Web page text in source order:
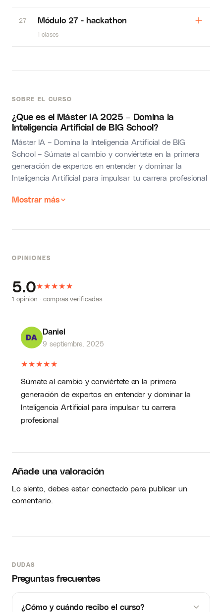
SOBRE EL CURSO
¿Que es el Máster IA 2025 – Domina la
Inteligencia Artificial de BIG School?
Máster IA – Domina la Inteligencia Artificial de BIG
School – Súmate al cambio y conviértete en la primera
generación de expertos en entender y dominar la
Inteligencia Artificial para impulsar tu carrera profesional
Mostrar más
27 Módulo 27 - hackathon
1 clases
OPINIONES
5.0★★★★★
1 opinión · compras verificadas
Daniel
9 septiembre, 2025
★★★★★
Súmate al cambio y conviértete en la primera
generación de expertos en entender y dominar la
Inteligencia Artificial para impulsar tu carrera
profesional
Añade una valoración
Lo siento, debes estarconectadopara publicar un
comentario.
DUDAS
Preguntas frecuentes
¿Cómo y cuándo recibo el curso?